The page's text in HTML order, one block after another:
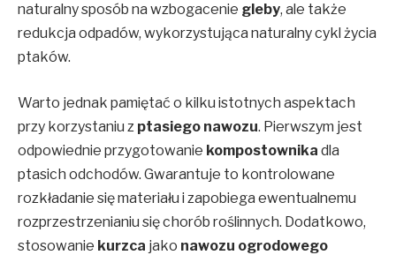
naturalny sposób na wzbogacenie gleby, ale także
redukcja odpadów, wykorzystująca naturalny cykl życia
ptaków.
Warto jednak pamiętać o kilku istotnych aspektach
przy korzystaniu z ptasiego nawozu. Pierwszym jest
odpowiednie przygotowanie kompostownika dla
ptasich odchodów. Gwarantuje to kontrolowane
rozkładanie się materiału i zapobiega ewentualnemu
rozprzestrzenianiu się chorób roślinnych. Dodatkowo,
stosowanie kurzca jako nawozu ogrodowego